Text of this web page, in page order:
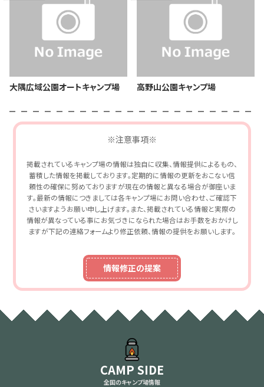
大隅広域公園オートキャンプ場 高野山公園キャンプ場
※注意事項※
掲載されているキャンプ場の情報は独自に収集、情報提供によるもの、
蓄積した情報を掲載しております。定期的に情報の更新をおこない信
頼性の確保に努めておりますが現在の情報と異なる場合が御座いま
す。最新の情報につきましては各キャンプ場にお問い合わせ、ご確認下
さいますようお願い申し上げます。また、掲載されている情報と実際の
情報が異なっている事にお気づきになられた場合はお手数をおかけし
ますが下記の連絡フォームより修正依頼、情報の提供をお願いします。
情報修正の提案
CAMP SIDE
全国のキャンプ場情報